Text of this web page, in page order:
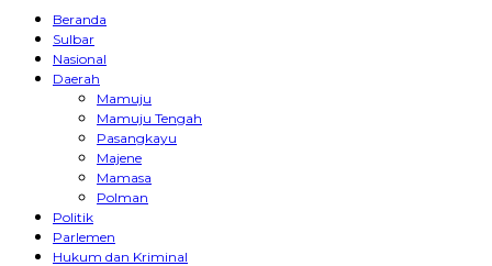
Beranda
Sulbar
Nasional
Daerah
Mamuju
Mamuju Tengah
Pasangkayu
Majene
Mamasa
Polman
Politik
Parlemen
Hukum dan Kriminal